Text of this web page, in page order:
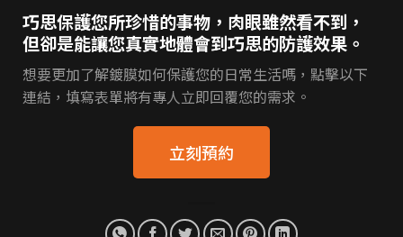
巧思保護您所珍惜的事物，肉眼雖然看不到，
但卻是能讓您真實地體會到巧思的防護效果。
想要更加了解鍍膜如何保護您的日常生活嗎，點擊以下
連結，填寫表單將有專人立即回覆您的需求。
立刻預約